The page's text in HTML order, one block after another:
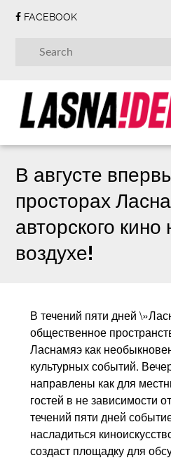
FACEBOOK
В августе
просторах
авторского
воздухе!
В течений пяти дней
общественное
Ласнамяэ как
культурных событий.
направлены как для
гостей в не зависимости
течений пяти дней
насладиться
создаст площадку для